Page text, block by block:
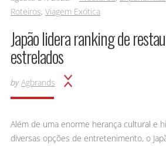
Roteiros, Viagem Exótica
Japão lidera ranking de
estrelados
by Agbrands
Além de uma enorme herança cultural e
diversas opções de entretenimento, o